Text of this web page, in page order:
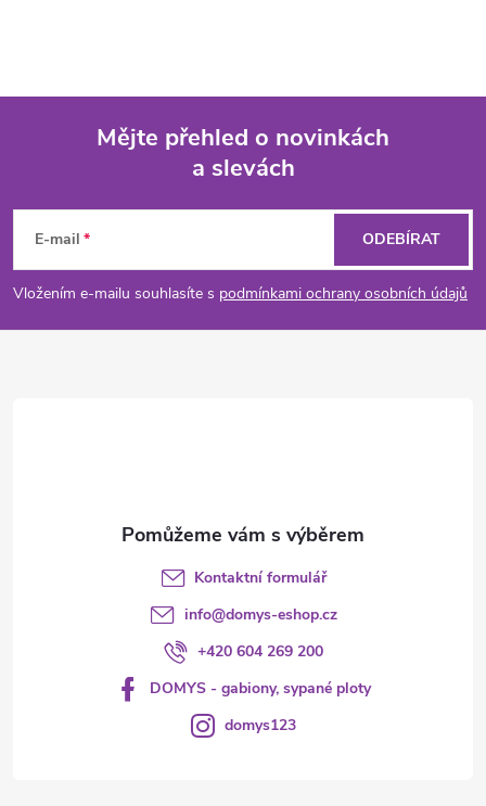
p
a
Mějte přehled o novinkách
a slevách
E-mail
Vložením e-mailu souhlasíte s podmínkami ochrany osobních údajů
ODEBÍRAT
Kontaktní formulář
info@domys-eshop.cz
+420 604 269 200
DOMYS - gabiony, sypané ploty
domys123